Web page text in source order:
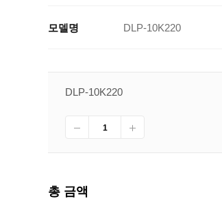
모델명 DLP-10K220
DLP-10K220
총 금액